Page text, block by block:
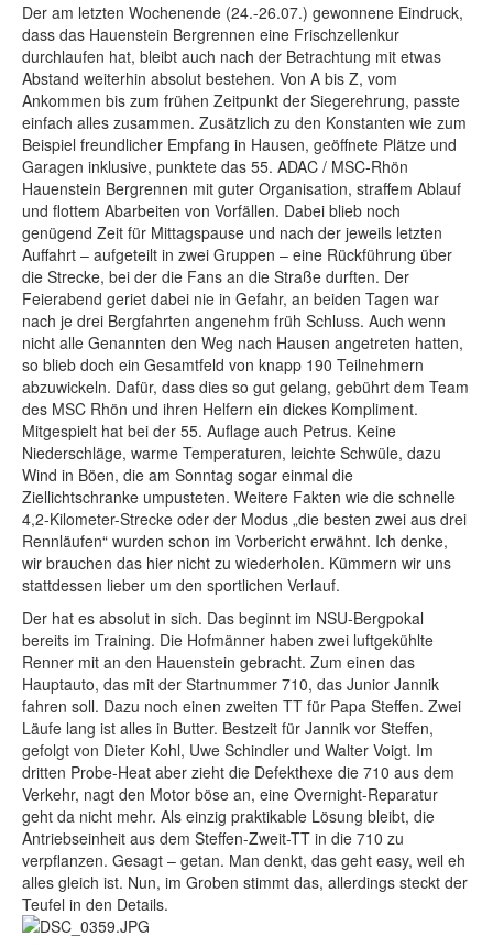
Der am letzten Wochenende (24.-26.07.) gewonnene Eindruck,
dass das Hauenstein Bergrennen eine Frischzellenkur
durchlaufen hat, bleibt auch nach der Betrachtung mit etwas
Abstand weiterhin absolut bestehen. Von A bis Z, vom
Ankommen bis zum frühen Zeitpunkt der Siegerehrung, passte
einfach alles zusammen. Zusätzlich zu den Konstanten wie zum
Beispiel freundlicher Empfang in Hausen, geöffnete Plätze und
Garagen inklusive, punktete das 55. ADAC / MSC-Rhön
Hauenstein Bergrennen mit guter Organisation, straffem Ablauf
und flottem Abarbeiten von Vorfällen. Dabei blieb noch
genügend Zeit für Mittagspause und nach der jeweils letzten
Auffahrt – aufgeteilt in zwei Gruppen – eine Rückführung über
die Strecke, bei der die Fans an die Straße durften. Der
Feierabend geriet dabei nie in Gefahr, an beiden Tagen war
nach je drei Bergfahrten angenehm früh Schluss. Auch wenn
nicht alle Genannten den Weg nach Hausen angetreten hatten,
so blieb doch ein Gesamtfeld von knapp 190 Teilnehmern
abzuwickeln. Dafür, dass dies so gut gelang, gebührt dem Team
des MSC Rhön und ihren Helfern ein dickes Kompliment.
Mitgespielt hat bei der 55. Auflage auch Petrus. Keine
Niederschläge, warme Temperaturen, leichte Schwüle, dazu
Wind in Böen, die am Sonntag sogar einmal die
Ziellichtschranke umpusteten. Weitere Fakten wie die schnelle
4,2-Kilometer-Strecke oder der Modus „die besten zwei aus drei
Rennläufen“ wurden schon im Vorbericht erwähnt. Ich denke,
wir brauchen das hier nicht zu wiederholen. Kümmern wir uns
stattdessen lieber um den sportlichen Verlauf.
Der hat es absolut in sich. Das beginnt im NSU-Bergpokal
bereits im Training. Die Hofmänner haben zwei luftgekühlte
Renner mit an den Hauenstein gebracht. Zum einen das
Hauptauto, das mit der Startnummer 710, das Junior Jannik
fahren soll. Dazu noch einen zweiten TT für Papa Steffen. Zwei
Läufe lang ist alles in Butter. Bestzeit für Jannik vor Steffen,
gefolgt von Dieter Kohl, Uwe Schindler und Walter Voigt. Im
dritten Probe-Heat aber zieht die Defekthexe die 710 aus dem
Verkehr, nagt den Motor böse an, eine Overnight-Reparatur
geht da nicht mehr. Als einzig praktikable Lösung bleibt, die
Antriebseinheit aus dem Steffen-Zweit-TT in die 710 zu
verpflanzen. Gesagt – getan. Man denkt, das geht easy, weil eh
alles gleich ist. Nun, im Groben stimmt das, allerdings steckt der
Teufel in den Details.